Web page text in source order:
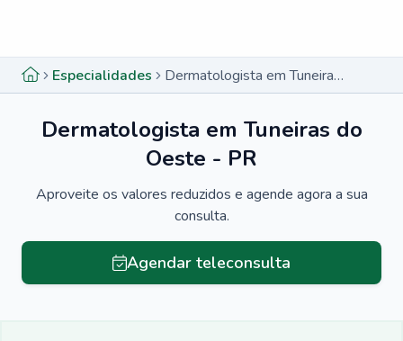
Especialidades Dermatologista em Tuneiras do Oeste - PR
Dermatologista em Tuneiras do
Oeste - PR
Aproveite os valores reduzidos e agende agora a sua
consulta.
Agendar teleconsulta